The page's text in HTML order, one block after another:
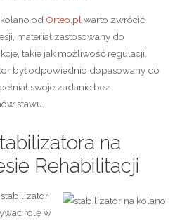
od Orteo.pl warto zwrócić
materiał zastosowany do
takie jak możliwość regulacji.
był odpowiednio dopasowany do
swoje zadanie bez
stawu.
na
Rehabilitacji
rolę w